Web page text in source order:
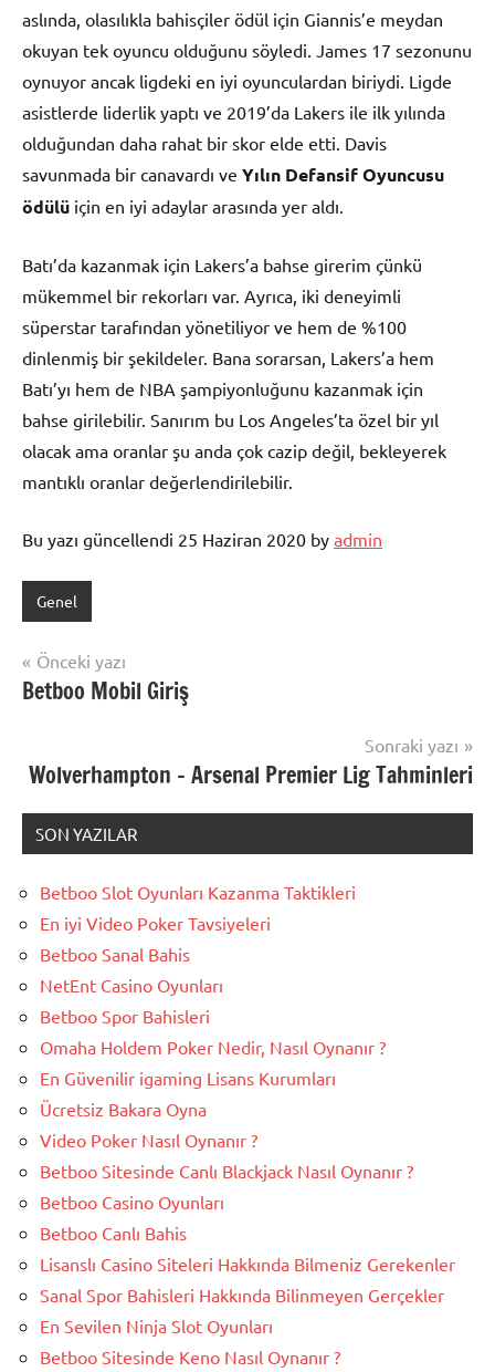
aslında, olasılıkla bahisçiler ödül için Giannis’e meydan
okuyan tek oyuncu olduğunu söyledi. James 17 sezonunu
oynuyor ancak ligdeki en iyi oyunculardan biriydi. Ligde
asistlerde liderlik yaptı ve 2019’da Lakers ile ilk yılında
olduğundan daha rahat bir skor elde etti. Davis
savunmada bir canavardı ve Yılın Defansif Oyuncusu
ödülü için en iyi adaylar arasında yer aldı.
Batı’da kazanmak için Lakers’a bahse girerim çünkü
mükemmel bir rekorları var. Ayrıca, iki deneyimli
süperstar tarafından yönetiliyor ve hem de %100
dinlenmiş bir şekildeler. Bana sorarsan, Lakers’a hem
Batı’yı hem de NBA şampiyonluğunu kazanmak için
bahse girilebilir. Sanırım bu Los Angeles’ta özel bir yıl
olacak ama oranlar şu anda çok cazip değil, bekleyerek
mantıklı oranlar değerlendirilebilir.
Bu yazı güncellendi 25 Haziran 2020 by admin
Genel
Yazı
gezinmesi
Önceki yazı
Betboo Mobil Giriş
Sonraki yazı
Wolverhampton – Arsenal Premier Lig Tahminleri
SON YAZILAR
Betboo Slot Oyunları Kazanma Taktikleri
En iyi Video Poker Tavsiyeleri
Betboo Sanal Bahis
NetEnt Casino Oyunları
Betboo Spor Bahisleri
Omaha Holdem Poker Nedir, Nasıl Oynanır ?
En Güvenilir igaming Lisans Kurumları
Ücretsiz Bakara Oyna
Video Poker Nasıl Oynanır ?
Betboo Sitesinde Canlı Blackjack Nasıl Oynanır ?
Betboo Casino Oyunları
Betboo Canlı Bahis
Lisanslı Casino Siteleri Hakkında Bilmeniz Gerekenler
Sanal Spor Bahisleri Hakkında Bilinmeyen Gerçekler
En Sevilen Ninja Slot Oyunları
Betboo Sitesinde Keno Nasıl Oynanır ?